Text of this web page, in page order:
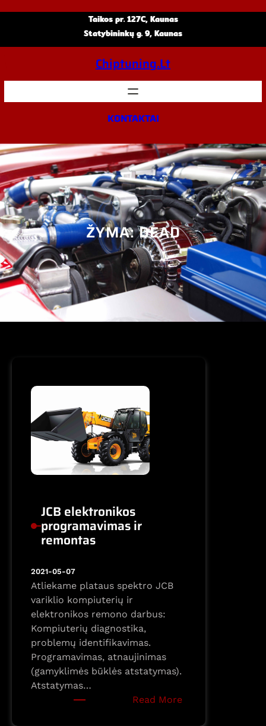
Taikos pr. 127C, Kaunas
Statybininkų g. 9, Kaunas
Chiptuning.lt
KONTAKTAI
ŽYMA:DEAD
JCB elektronikos
programavimas ir
remontas
2021-05-07
Atliekame plataus spektro JCB
variklio kompiuterių ir
elektronikos remono darbus:
Kompiuterių diagnostika,
problemų identifikavimas.
Programavimas, atnaujinimas
(gamyklimės būklės atstatymas).
Atstatymas…
Read More: